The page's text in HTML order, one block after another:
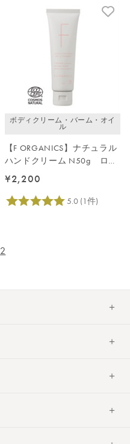
ボディクリーム・バーム・オイ
ル
【F ORGANICS】ナチュラル
ハンドクリーム N50g ロー
ズ＆シダーウッド
¥2,200
2